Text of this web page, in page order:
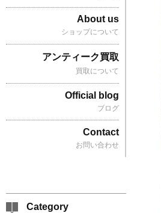
About us
ショップについて
アンティーク買取
買取について
Official blog
ブログ
Contact
お問い合わせ
Category